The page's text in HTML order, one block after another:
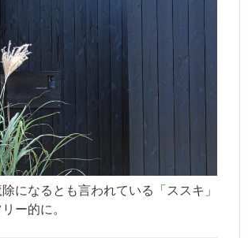
になるとも言われている「ススキ」
ー的に。